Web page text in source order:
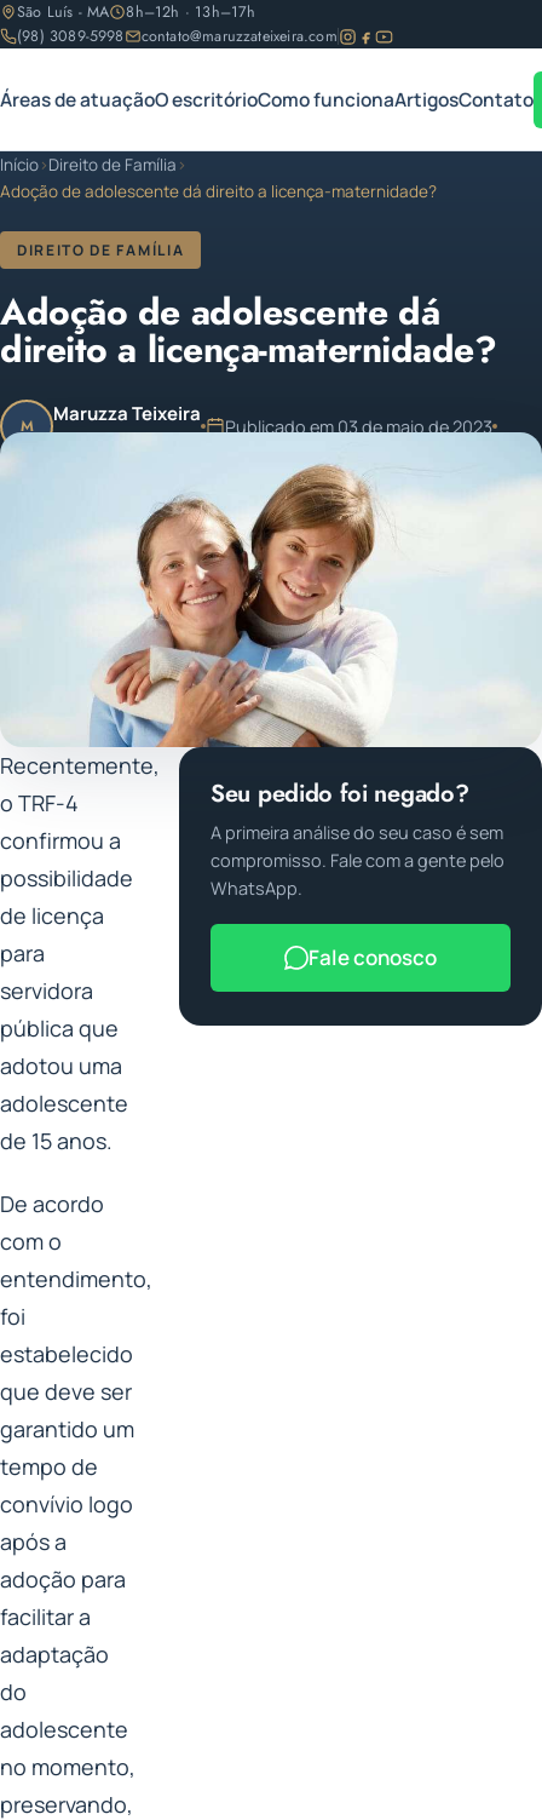
São Luís - MA
8h–12h · 13h–17h
(98) 3089-5998
contato@maruzzateixeira.com
Áreas de atuaçãoO escritórioComo funcionaArtigosContato
Início›Direito de Família ›
Adoção de adolescente dá direito a licença-maternidade?
DIREITO DE FAMÍLIA
Adoção de adolescente dá
direito a licença-maternidade?
M Maruzza Teixeira
Publicado em 03 de maio de 2023
Recentemente,
o TRF-4
confirmou a
possibilidade
de licença
para
servidora
pública que
adotou uma
adolescente
de 15 anos.
De acordo
com o
entendimento,
foi
estabelecido
que deve ser
garantido um
tempo de
convívio logo
após a
adoção para
facilitar a
adaptação
do
adolescente
no momento,
preservando,
Seu pedido foi negado?
A primeira análise do seu caso é sem
compromisso. Fale com a gente pelo
WhatsApp.
Fale conosco